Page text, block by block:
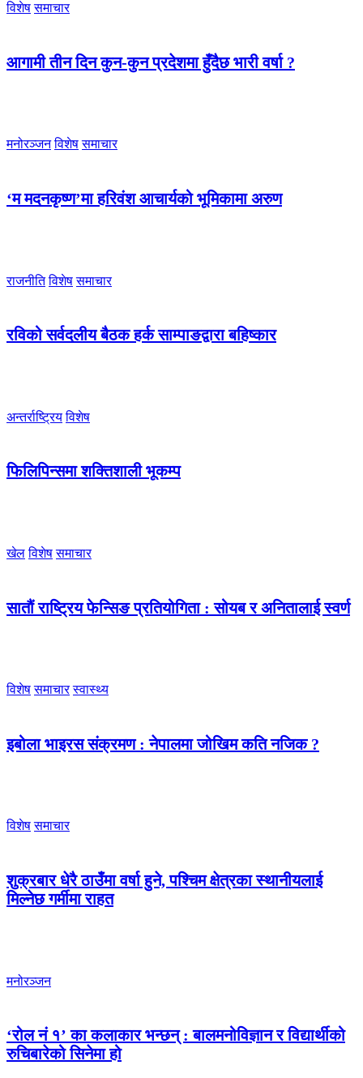
विशेष समाचार
आगामी तीन दिन कुन-कुन प्रदेशमा हुँदैछ भारी वर्षा ?
मनोरञ्जन विशेष समाचार
‘म मदनकृष्ण’मा हरिवंश आचार्यको भूमिकामा अरुण
राजनीति विशेष समाचार
रविको सर्वदलीय बैठक हर्क साम्पाङद्वारा बहिष्कार
अन्तर्राष्ट्रिय विशेष
फिलिपिन्समा शक्तिशाली भूकम्प
खेल विशेष समाचार
सातौं राष्ट्रिय फेन्सिङ प्रतियोगिता : सोयब र अनितालाई स्वर्ण
विशेष समाचार स्वास्थ्य
इबोला भाइरस संक्रमण : नेपालमा जोखिम कति नजिक ?
विशेष समाचार
शुक्रबार धेरै ठाउँमा वर्षा हुने, पश्चिम क्षेत्रका स्थानीयलाई
मिल्नेछ गर्मीमा राहत
मनोरञ्जन
‘रोल नं १’ का कलाकार भन्छन् : बालमनोविज्ञान र विद्यार्थीको
रुचिबारेको सिनेमा हो